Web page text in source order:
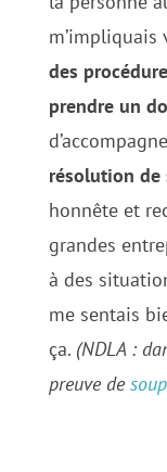
des
prendre un
résolution de
honnête et
grandes
à des
me sentais
ça. (NDLA :
preuve de